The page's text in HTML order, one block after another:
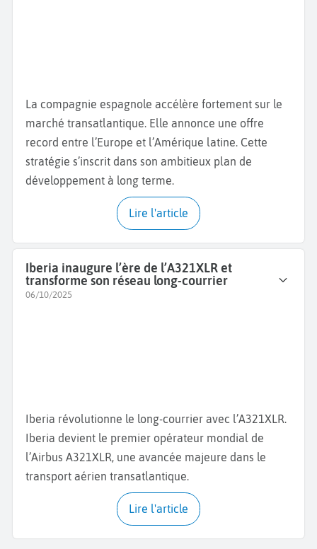
La compagnie espagnole accélère fortement sur le
marché transatlantique. Elle annonce une offre
record entre l’Europe et l’Amérique latine. Cette
stratégie s’inscrit dans son ambitieux plan de
développement à long terme.
Lire l'article
Iberia inaugure l’ère de l’A321XLR et
transforme son réseau long-courrier
06/10/2025
Iberia révolutionne le long-courrier avec l’A321XLR.
Iberia devient le premier opérateur mondial de
l’Airbus A321XLR, une avancée majeure dans le
transport aérien transatlantique.
Lire l'article